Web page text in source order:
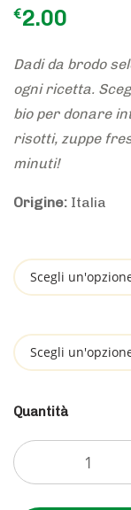
€2.00
Dadi da brodo
ogni ricetta.
bio per donare
risotti, zuppe
minuti!
Origine: Italia
Quantità